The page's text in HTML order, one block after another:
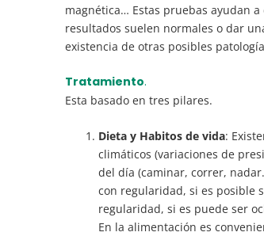
magnética… Estas pruebas ayudan
resultados suelen normales o dar
existencia de otras posibles
Tratamiento.
Esta basado en tres pilares.
Dieta y Habitos de vida:
climáticos (variaciones de
del día (caminar, correr,
con regularidad, si es posible
regularidad, si es puede ser
En la alimentación es